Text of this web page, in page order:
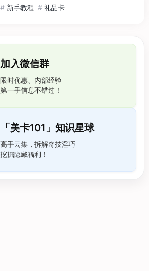
# 新手教程 # 礼品卡
加入微信群
限时优惠、内部经验
第一手信息不错过！
「美卡101」知识星球
高手云集，拆解奇技淫巧
挖掘隐藏福利！